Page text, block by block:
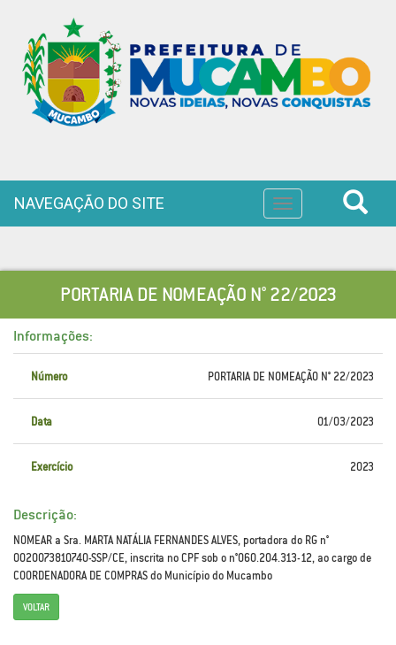
Toggle
navigation
NAVEGAÇÃO DO SITE
PORTARIA DE NOMEAÇÃO N° 22/2023
Informações:
Número PORTARIA DE NOMEAÇÃO N° 22/2023
Data 01/03/2023
Exercício 2023
Descrição:
NOMEAR a Sra. MARTA NATÁLIA FERNANDES ALVES, portadora do RG n°
0020073810740-SSP/CE, inscrita no CPF sob o n°060.204.313-12, ao cargo de
COORDENADORA DE COMPRAS do Município do Mucambo
VOLTAR